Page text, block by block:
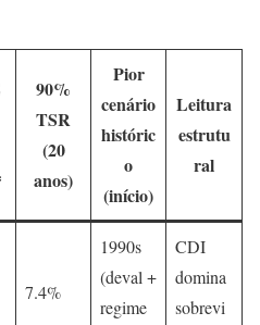
90%
TSR
(20
anos)
Pior
cenário
históric
o
(início)
Leitura
estrutu
ral
7.4%
1990s
(deval +
regime
CDI
domina
sobrevi